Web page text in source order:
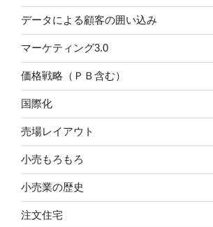
データによる顧客の囲い込み
マーケティング3.0
価格戦略（ＰＢ含む）
国際化
売場レイアウト
小売もろもろ
小売業の歴史
注文住宅